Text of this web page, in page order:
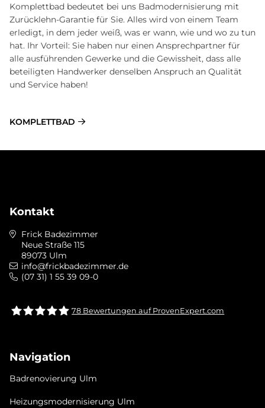
Komplettbad bedeutet bei uns Badmodernisierung mit
Zurücklehn-Garantie für Sie. Alles wird von einem Team
erledigt, in dem jeder weiß, was er wann, wie und wo zu tun
hat. Ihr Vorteil: Sie haben nur einen Ansprechpartner für
alle ausführenden Gewerke und die Gewissheit, dass alle
beteiligten Handwerker denselben Anspruch an Qualität
und Service haben!
KOMPLETTBAD
Kontakt
Frick Badezimmer
Neue Straße 115
89073 Ulm
info@frickbadezimmer.de
(07 31) 1 55 39 09-0
78 Bewertungen auf ProvenExpert.com
Navigation
Badrenovierung Ulm
Heizungsmodernisierung Ulm